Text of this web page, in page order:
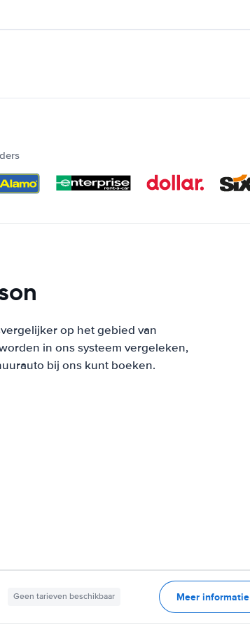
op het gebied van
in ons systeem vergeleken,
bij ons kunt boeken.
Geen tarieven beschikbaar Meer informatie